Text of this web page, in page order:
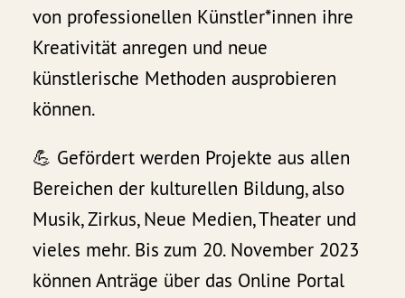
von professionellen Künstler*innen ihre
Kreativität anregen und neue
künstlerische Methoden ausprobieren
können.
💪 Gefördert werden Projekte aus allen
Bereichen der kulturellen Bildung, also
Musik, Zirkus, Neue Medien, Theater und
vieles mehr. Bis zum 20. November 2023
können Anträge über das Online Portal